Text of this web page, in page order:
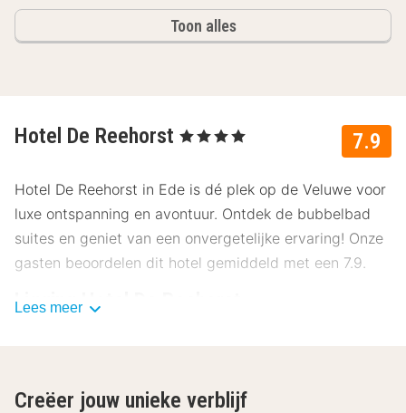
Toon alles
7.9
Hotel De Reehorst , 4 Sterren
Hotel De Reehorst in Ede is dé plek op de Veluwe voor
luxe ontspanning en avontuur. Ontdek de bubbelbad
suites en geniet van een onvergetelijke ervaring! Onze
gasten beoordelen dit hotel gemiddeld met een 7.9.
Ligging Hotel De Reehorst
Arnhem dichtbij met grote winkels en kleine boetiekjes,
Lees meer
Creëer jouw unieke verblijf